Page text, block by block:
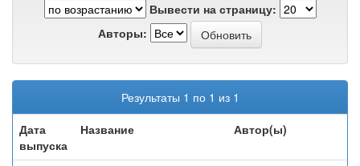
Вывести на страницу:
Авторы:
Результаты 1 по 1 из 1
Дата
выпуска
Название Автор(ы)